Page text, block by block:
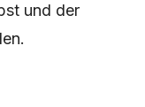
und der